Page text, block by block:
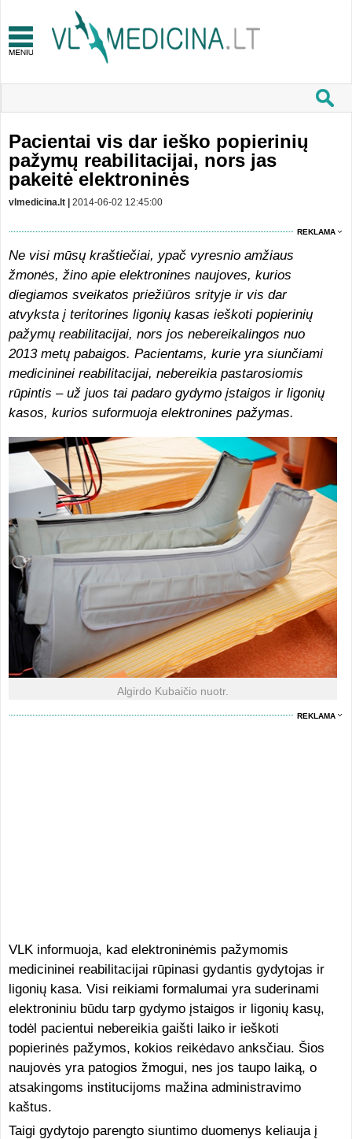
Pacientai vis dar ieško popierinių
pažymų reabilitacijai, nors jas
pakeitė elektroninės
vlmedicina.lt | 2014-06-02 12:45:00
REKLAMA
Ne visi mūsų kraštiečiai, ypač vyresnio amžiaus
žmonės, žino apie elektronines naujoves, kurios
diegiamos sveikatos priežiūros srityje ir vis dar
atvyksta į teritorines ligonių kasas ieškoti popierinių
pažymų reabilitacijai, nors jos nebereikalingos nuo
2013 metų pabaigos. Pacientams, kurie yra siunčiami
medicininei reabilitacijai, nebereikia pastarosiomis
rūpintis – už juos tai padaro gydymo įstaigos ir ligonių
kasos, kurios suformuoja elektronines pažymas.
Algirdo Kubaičio nuotr.
REKLAMA
VLK informuoja, kad elektroninėmis pažymomis
medicininei reabilitacijai rūpinasi gydantis gydytojas ir
ligonių kasa. Visi reikiami formalumai yra suderinami
elektroniniu būdu tarp gydymo įstaigos ir ligonių kasų,
todėl pacientui nebereikia gaišti laiko ir ieškoti
popierinės pažymos, kokios reikėdavo anksčiau. Šios
naujovės yra patogios žmogui, nes jos taupo laiką, o
atsakingoms institucijoms mažina administravimo
kaštus.
Taigi gydytojo parengto siuntimo duomenys keliauja į